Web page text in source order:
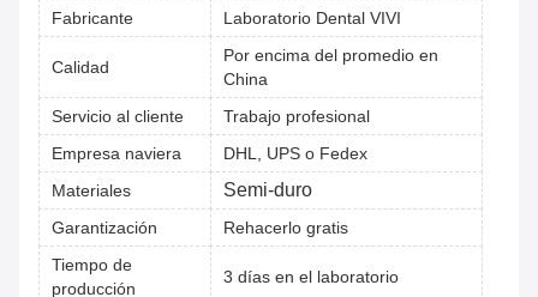
Fabricante
Laboratorio Dental VIVI
Calidad
Por encima del promedio en
China
Servicio al cliente
Trabajo profesional
Empresa naviera
DHL, UPS o Fedex
Materiales
Semi-duro
Garantización
Rehacerlo gratis
Tiempo de
producción
3 días en el laboratorio